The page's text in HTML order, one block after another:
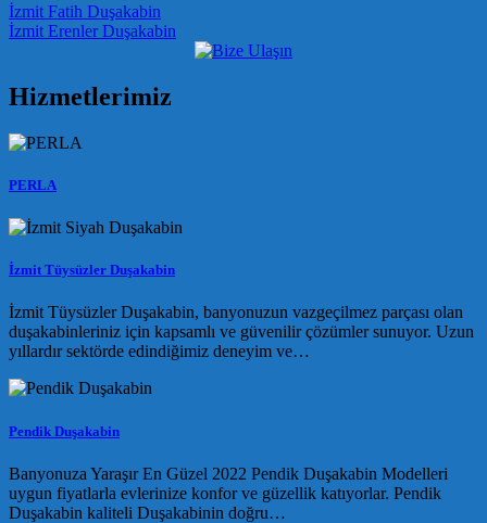
İzmit Fatih Duşakabin
İzmit Erenler Duşakabin
Hizmetlerimiz
PERLA
İzmit Tüysüzler Duşakabin
İzmit Tüysüzler Duşakabin, banyonuzun vazgeçilmez parçası olan
duşakabinleriniz için kapsamlı ve güvenilir çözümler sunuyor. Uzun
yıllardır sektörde edindiğimiz deneyim ve…
Pendik Duşakabin
Banyonuza Yaraşır En Güzel 2022 Pendik Duşakabin Modelleri
uygun fiyatlarla evlerinize konfor ve güzellik katıyorlar. Pendik
Duşakabin kaliteli Duşakabinin doğru…